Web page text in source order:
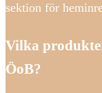
sektion för
Vilka
ÖoB?